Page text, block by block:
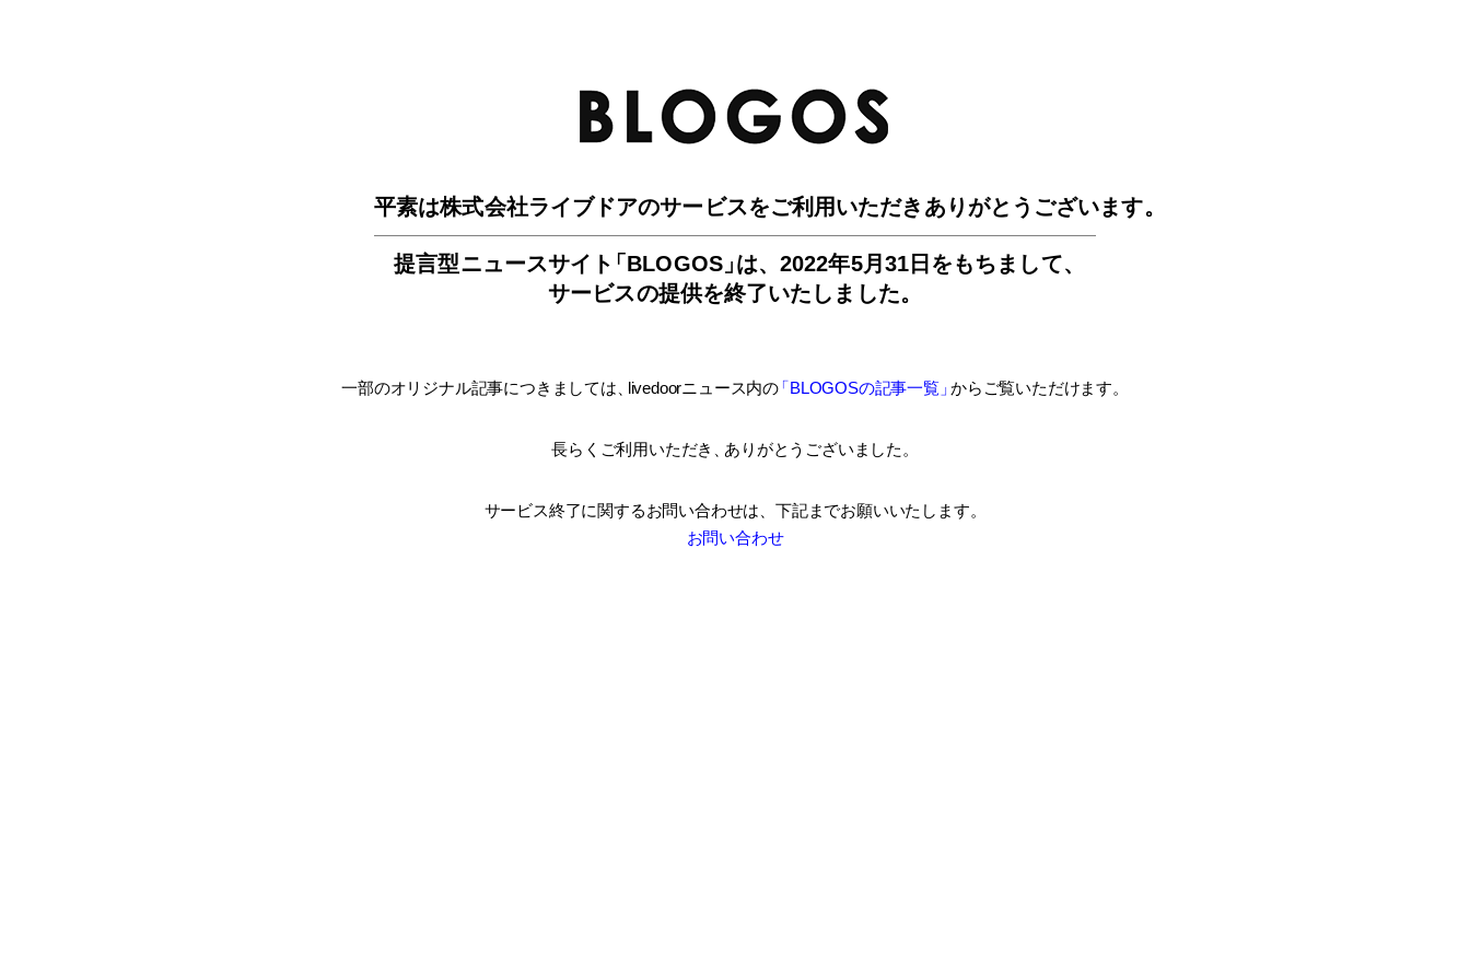
平素は株式会社ライブドアのサービスをご利用いただきありがとうございます。
提言型ニュースサイ ト「BLOGOS」は、2022年5月31日をもちまして、
サービスの提供を終了いたしました。
一部のオリジナル記事につきましては livedoorニュース内の「BLOGOSの記事一覧」 からご覧いただけます。
長らくご利用いただき ありがとうございました。
サービス終了に関するお問い合わせは、 下記までお願いいたします。
お問い合わせ